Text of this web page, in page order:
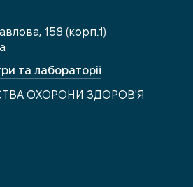
158 (корп.1)
та лабораторії
ОХОРОНИ ЗДОРОВ'Я